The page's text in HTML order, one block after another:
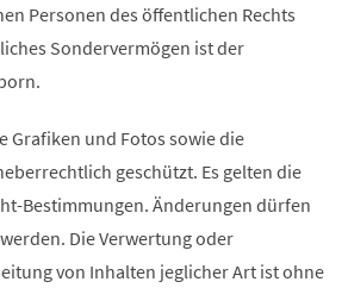
Personen des öffentlichen Rechts
Sondervermögen ist der
Grafiken und Fotos sowie die
geschützt. Es gelten die
Bestimmungen. Änderungen dürfen
Die Verwertung oder
von Inhalten jeglicher Art ist ohne